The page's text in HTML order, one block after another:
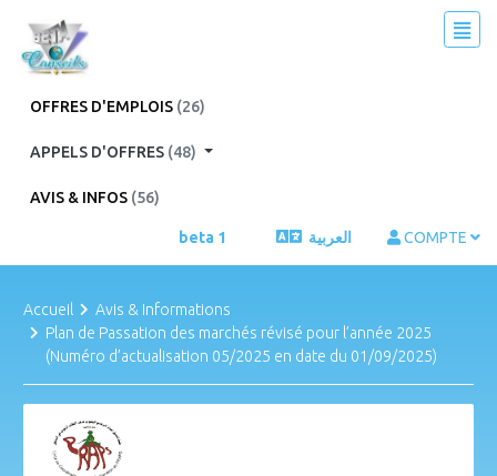
OFFRES D'EMPLOIS (26)
APPELS D'OFFRES (48)
AVIS & INFOS (56)
beta 1 العربية COMPTE
Accueil
Avis & Informations
Plan de Passation des marchés révisé pour l’année 2025
(Numéro d’actualisation 05/2025 en date du 01/09/2025)